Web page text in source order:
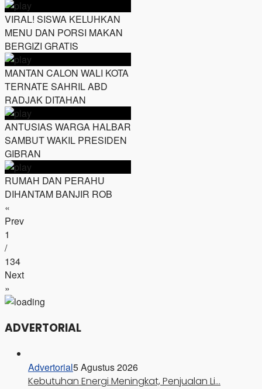
VIRAL! SISWA KELUHKAN
MENU DAN PORSI MAKAN
BERGIZI GRATIS
MANTAN CALON WALI KOTA
TERNATE SAHRIL ABD
RADJAK DITAHAN
ANTUSIAS WARGA HALBAR
SAMBUT WAKIL PRESIDEN
GIBRAN
RUMAH DAN PERAHU
DIHANTAM BANJIR ROB
«
Prev
1
/
134
Next
»
ADVERTORIAL
Advertorial5 Agustus 2026
Kebutuhan Energi Meningkat, Penjualan Li…